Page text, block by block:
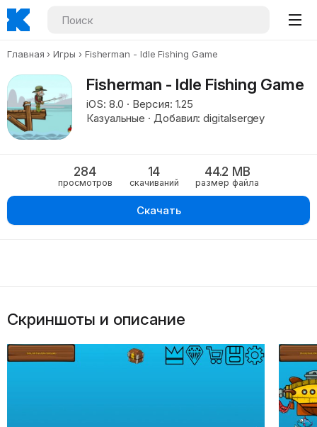
Главная Игры Fisherman - Idle Fishing Game
Fisherman - Idle Fishing Game
iOS: 8.0 · Версия: 1.25
Казуальные · Добавил: digitalsergey
284
просмотров
14
скачиваний
44.2 MB
размер файла
Скачать
Скриншоты и описание